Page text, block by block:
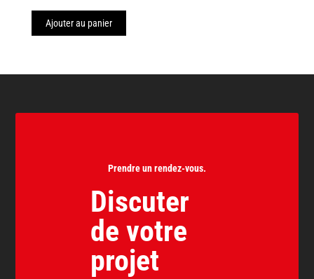
de
prix :
55,00€
Ajouter au panier
Prendre un rendez-vous.
Discuter
de votre
projet